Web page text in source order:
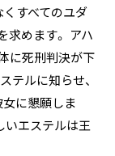
くすべてのユダ
求めます。 アハ
に死刑判決が下
テルに知らせ、
に懇願しま
いエステルは王